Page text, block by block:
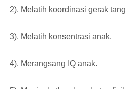
2). Melatih koordinasi gerak
3). Melatih konsentrasi anak.
4). Merangsang IQ anak.